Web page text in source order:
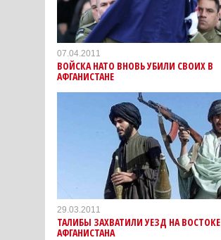
07.04.2011
ВОЙСКА НАТО ВНОВЬ УБИЛИ СВОИХ В
АФГАНИСТАНЕ
29.03.2011
ТАЛИБЫ ЗАХВАТИЛИ УЕЗД НА ВОСТОКЕ
АФГАНИСТАНА